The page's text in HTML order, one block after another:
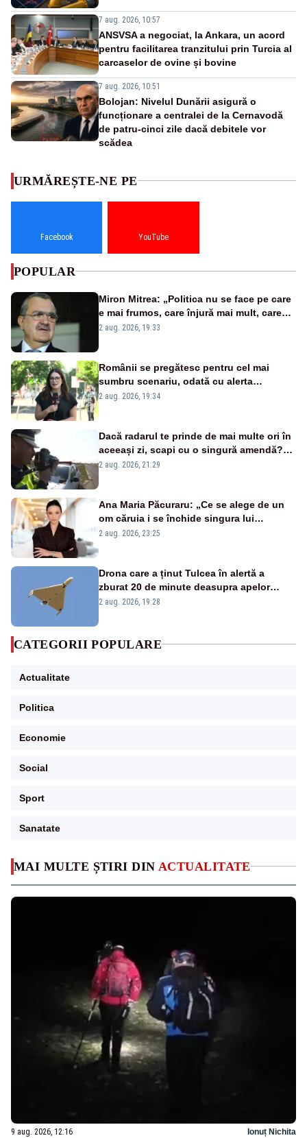
7 aug. 2026, 10:57
ANSVSA a negociat, la Ankara, un acord
pentru facilitarea tranzitului prin Turcia al
carcaselor de ovine și bovine
7 aug. 2026, 10:51
Bolojan: Nivelul Dunării asigură o
funcționare a centralei de la Cernavodă
de patru-cinci zile dacă debitele vor
scădea
MAI MULTE ȘTIRI DIN ACTUALITATE
9 aug. 2026, 12:16 Ionuț Nichita
URMĂREȘTE-NE PE
Facebook YouTube
POPULAR
Miron Mitrea: „Politica nu se face pe care
e mai frumos, care înjură mai mult, care
țipă mai tare, ci pe proiecte”
2 aug. 2026, 19:33
Românii se pregătesc pentru cel mai
sumbru scenariu, odată cu alerta
energetică
2 aug. 2026, 19:34
Dacă radarul te prinde de mai multe ori în
aceeași zi, scapi cu o singură amendă?
Ce spune legea
2 aug. 2026, 21:29
Ana Maria Păcuraru: „Ce se alege de un
om căruia i se închide singura lui
portiță?”
2 aug. 2026, 23:25
Drona care a ținut Tulcea în alertă a
zburat 20 de minute deasupra apelor
României. Au fost ridicate două F-16
2 aug. 2026, 19:28
CATEGORII POPULARE
Actualitate
Politica
Economie
Social
Sport
Sanatate